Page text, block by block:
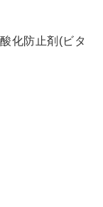
化防止剤(ビタ